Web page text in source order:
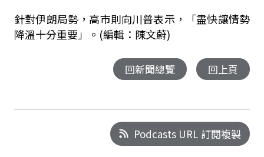
針對伊朗局勢，高市則向川普表示，「盡快讓情勢
降溫十分重要」。(編輯：陳文蔚)
回新聞總覽 回上頁
Podcasts URL 訂閱複製